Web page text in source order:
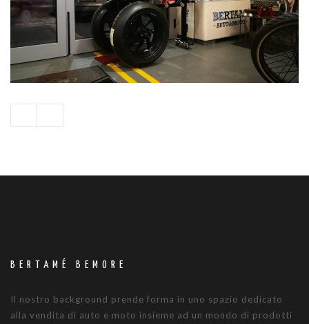
BERTAMÉ BEMORE
Il nostro background prende forma in uno spazio dedicato
alla vendita di auto e moto insieme ad un mondo di prodotti